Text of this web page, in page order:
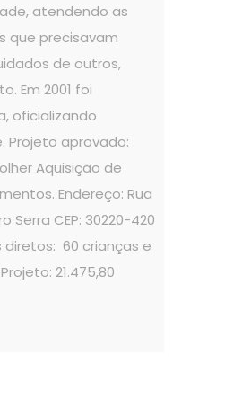
atendendo as
que precisavam
de outros,
Em 2001 foi
oficializando
Projeto aprovado:
Aquisição de
Endereço: Rua
Serra CEP: 30220-420
diretos: 60 crianças e
21.475,80